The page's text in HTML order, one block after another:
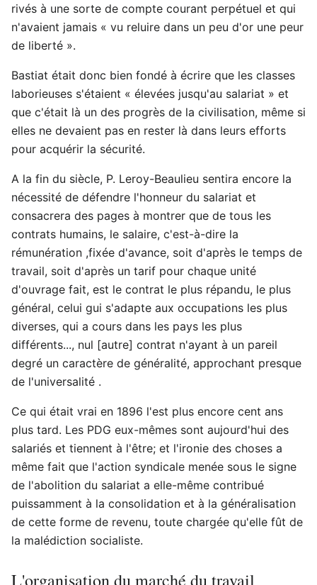
rivés à une sorte de compte courant perpétuel et qui
n'avaient jamais « vu reluire dans un peu d'or une peur
de liberté ».
Bastiat était donc bien fondé à écrire que les classes
laborieuses s'étaient « élevées jusqu'au salariat » et
que c'était là un des progrès de la civilisation, même si
elles ne devaient pas en rester là dans leurs efforts
pour acquérir la sécurité.
A la fin du siècle, P. Leroy-Beaulieu sentira encore la
nécessité de défendre l'honneur du salariat et
consacrera des pages à montrer que de tous les
contrats humains, le salaire, c'est-à-dire la
rémunération ,fixée d'avance, soit d'après le temps de
travail, soit d'après un tarif pour chaque unité
d'ouvrage fait, est le contrat le plus répandu, le plus
général, celui gui s'adapte aux occupations les plus
diverses, qui a cours dans les pays les plus
différents..., nul [autre] contrat n'ayant à un pareil
degré un caractère de généralité, approchant presque
de l'universalité .
Ce qui était vrai en 1896 l'est plus encore cent ans
plus tard. Les PDG eux-mêmes sont aujourd'hui des
salariés et tiennent à l'être; et l'ironie des choses a
même fait que l'action syndicale menée sous le signe
de l'abolition du salariat a elle-même contribué
puissamment à la consolidation et à la généralisation
de cette forme de revenu, toute chargée qu'elle fût de
la malédiction socialiste.
L'organisation du marché du travail